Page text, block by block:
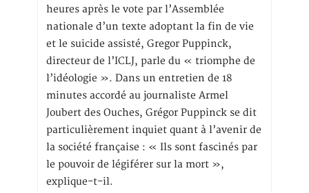
heures après le vote par l’Assemblée
nationale d’un texte adoptant la fin de vie
et le suicide assisté, Gregor Puppinck,
directeur de l’ICLJ, parle du « triomphe de
l’idéologie ». Dans un entretien de 18
minutes accordé au journaliste Armel
Joubert des Ouches, Grégor Puppinck se dit
particulièrement inquiet quant à l’avenir de
la société française : « Ils sont fascinés par
le pouvoir de légiférer sur la mort »,
explique-t-il.